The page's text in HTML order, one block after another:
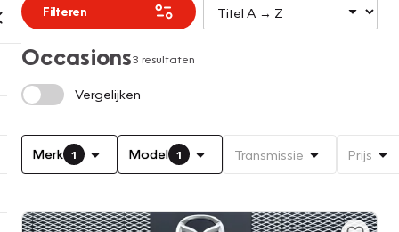
Filteren
Occasions3 resultaten
Vergelijken
Merk 1 Model 1 Transmissie Prijs